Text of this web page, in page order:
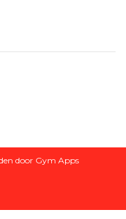
door Gym Apps